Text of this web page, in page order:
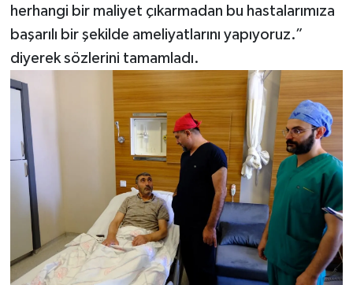
herhangi bir maliyet çıkarmadan bu hastalarımıza
başarılı bir şekilde ameliyatlarını yapıyoruz.”
diyerek sözlerini tamamladı.